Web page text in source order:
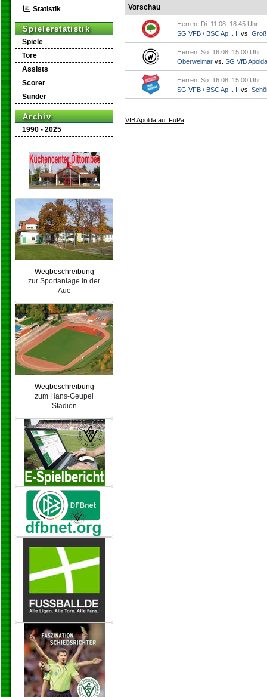
Statistik
Spielerstatistik
Spiele
Tore
Assists
Scorer
Sünder
Archiv
1990 - 2025
Wegbeschreibung
zur Sportanlage in der
Aue
Wegbeschreibung
zum Hans-Geupel
Stadion
Vorschau
Herren, Di. 11.08. 18:45 Uhr
SG VFB / BSC Ap... II vs.
Herren, So. 16.08. 15:00 Uhr
Oberweimar vs. SG VfB Apolda
Herren, So. 16.08. 15:00 Uhr
SG VFB / BSC Ap... II vs.
VfB Apolda auf FuPa